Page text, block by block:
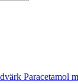
Paracetamol